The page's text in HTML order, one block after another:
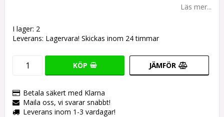
Läs mer...
I lager: 2
Leverans: Lagervara! Skickas inom 24 timmar
KÖP JÄMFÖR
Betala säkert med Klarna
Maila oss, vi svarar snabbt!
Leverans inom 1-3 vardagar!